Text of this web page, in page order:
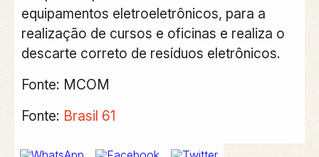
equipamentos eletroeletrônicos, para a
realização de cursos e oficinas e realiza o
descarte correto de resíduos eletrônicos.
Fonte: MCOM
Fonte: Brasil 61